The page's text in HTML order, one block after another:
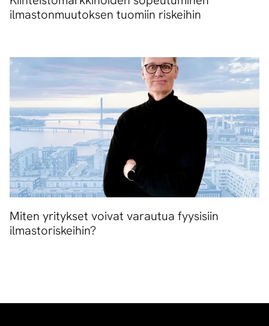
ilmastonmuutoksen tuomiin riskeihin
Miten yritykset voivat varautua fyysisiin
ilmastoriskeihin?